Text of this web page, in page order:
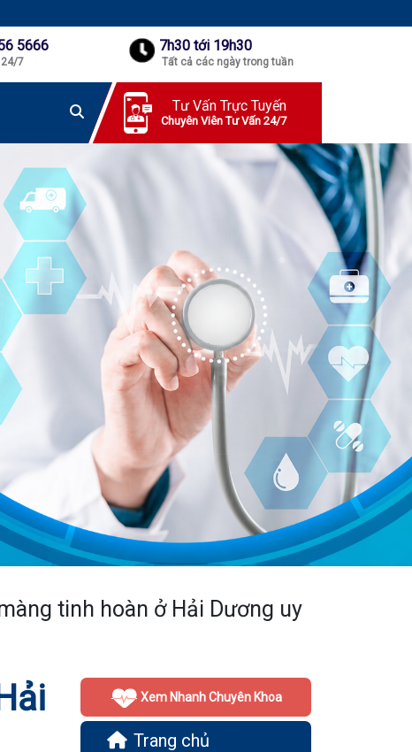
5666
24/7
7h30 tới 19h30
Tất cả các ngày trong tuần
Tư Vấn Trực Tuyến
Chuyên Viên Tư Vấn 24/7
tinh hoàn ở Hải Dương uy
Xem Nhanh Chuyên Khoa
Trang chủ